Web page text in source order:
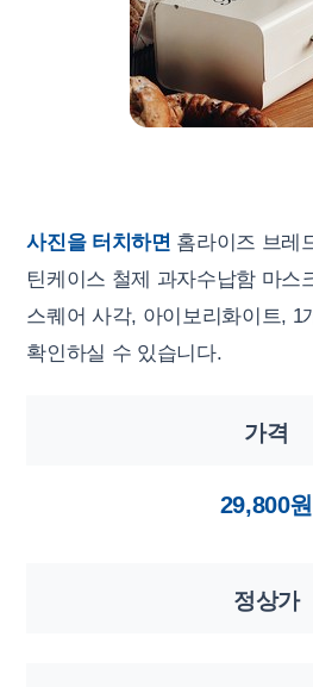
사진을 터치하면 홈라이즈 브레
틴케이스 철제 과자수납함 마스
스퀘어 사각, 아이보리화이트, 1
확인하실 수 있습니다.
가격
29,800원
정상가